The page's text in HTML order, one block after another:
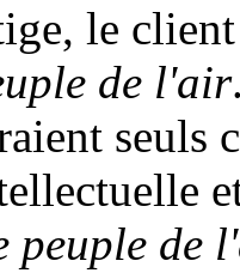
le
de l'air
seuls
peuple de